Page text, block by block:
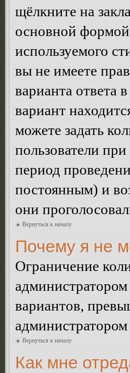
щёлкните на
основной формой
используемого
вы не имеете
варианта ответа
вариант
можете задать
пользователи
период
постоянным) и
они
Вернуться к началу
Почему я не
Ограничение
вариантов,
Вернуться к началу
Как мне